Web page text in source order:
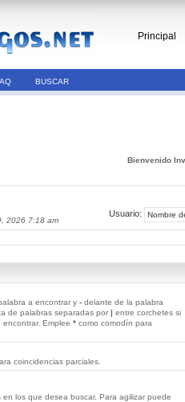
Principal
BUSCAR
Bienvenido
2026 7:18 am
Usuario:
a encontrar y -delante de la palabra
de palabras separadas por | entre corchetes si
Emplee *como comodín para
coincidencias parciales.
los que desea buscar. Para agilizar puede